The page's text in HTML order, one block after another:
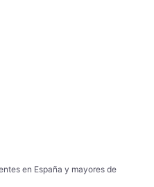
en España y mayores de